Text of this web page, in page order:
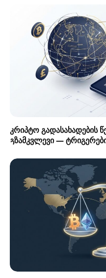
კრიპტო გადასახადების
გზამკვლევი —